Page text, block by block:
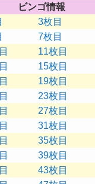
ビンゴ情報
3枚目
7枚目
11枚目
15枚目
19枚目
23枚目
27枚目
31枚目
35枚目
39枚目
43枚目